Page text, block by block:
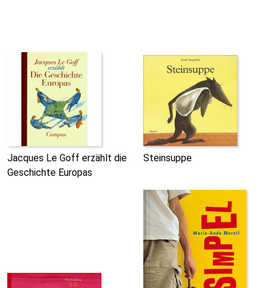
Jacques Le Goff erzählt die
Geschichte Europas
Steinsuppe